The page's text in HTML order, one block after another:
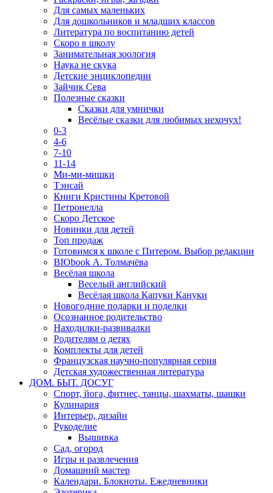
Для самых маленьких
Для дошкольников и младших классов
Литература по воспитанию детей
Скоро в школу
Занимательная зоология
Наука не скука
Детские энциклопедии
Зайчик Сева
Полезные сказки
Сказки для умнички
Весёлые сказки для любимых нехочух!
0-3
4-6
7-10
11-14
Ми-ми-мишки
Тэнсай
Книги Кристины Кретовой
Петронелла
Скоро Детское
Новинки для детей
Топ продаж
Готовимся к школе с Питером. Выбор редакции
BIObook А. Толмачёва
Весёлая школа
Веселый английский
Весёлая школа Капуки Кануки
Новогодние подарки и поделки
Осознанное родительство
Находилки-развивалки
Родителям о детях
Комплекты для детей
Французская научно-популярная серия
Детская художественная литература
ДОМ. БЫТ. ДОСУГ
Спорт, йога, фитнес, танцы, шахматы, шашки
Кулинария
Интерьер, дизайн
Рукоделие
Вышивка
Сад, огород
Игры и развлечения
Домашний мастер
Календари. Блокноты. Ежедневники